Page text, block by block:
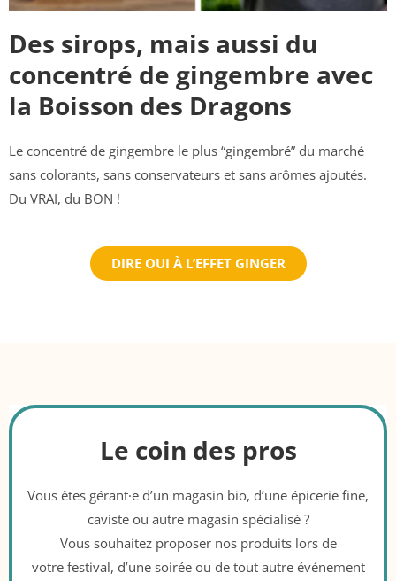
Des sirops, mais aussi du
concentré de gingembre avec
la Boisson des Dragons
Le concentré de gingembre le plus “gingembré” du marché
sans colorants, sans conservateurs et sans arômes ajoutés.
Du VRAI, du BON !
DIRE OUI À L’EFFET GINGER
Le coin des pros
Vous êtes gérant·e d’un magasin bio, d’une épicerie fine,
caviste ou autre magasin spécialisé ?
Vous souhaitez proposer nos produits lors de
votre festival, d’une soirée ou de tout autre événement